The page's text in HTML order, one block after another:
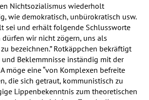
Nichtsozialismus wiederholt
wie demokratisch, unbürokratisch usw.
sei und erhält folgende Schlussworte
dürfen wir nicht zögern, uns als
bezeichnen.” Rotkäppchen bekräftigt
und Beklemmnisse inständig mit der
möge eine “von Komplexen befreite
die sich getraut, kommunistisch zu
Lippenbekenntnis zum theoretischen